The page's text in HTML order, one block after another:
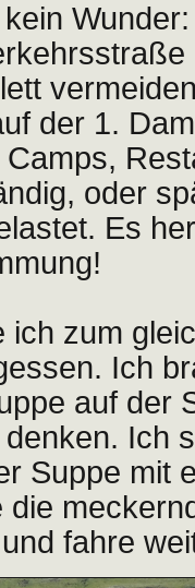
der 1.
oder
Es
ich zum
Ich
auf der
Ich
Suppe mit
die
fahre